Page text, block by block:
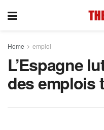
Home emploi
L’Espagne
des emplois